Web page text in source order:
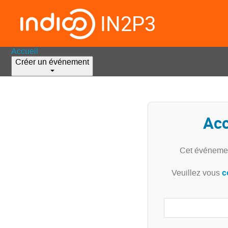
IN2P3
Accueil
Créer un événement
Cet
Veuillez vous